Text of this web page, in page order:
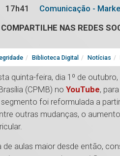
17h41
Comunicação -
COMPARTILHE NAS REDES
Biblioteca Digital Notícias
quinta-feira, dia 1º de outubro,
(CPMB) no YouTube,
foi reformulada a
outras mudanças, o
aulas maior desde então,